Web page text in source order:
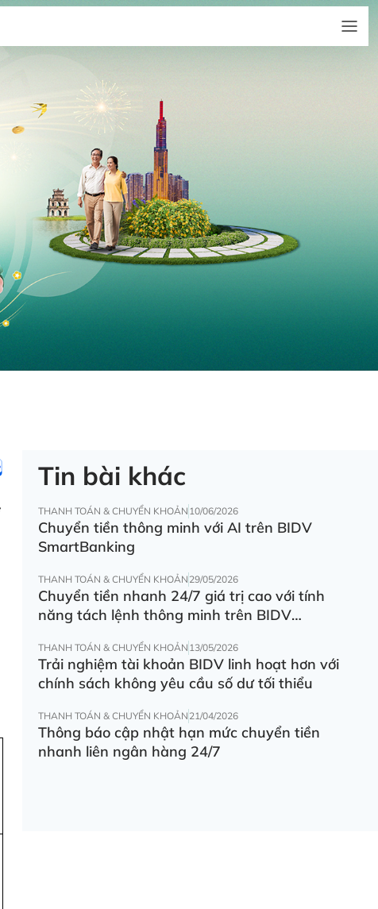
Tin bài khác
THANH TOÁN & CHUYỂN KHOẢN 10/06/2026
Chuyển tiền thông minh với AI trên BIDV
SmartBanking
THANH TOÁN & CHUYỂN KHOẢN 29/05/2026
Chuyển tiền nhanh 24/7 giá trị cao với tính
năng tách lệnh thông minh trên BIDV
THANH TOÁN & CHUYỂN KHOẢN 13/05/2026
Trải nghiệm tài khoản BIDV linh hoạt hơn với
chính sách không yêu cầu số dư tối thiểu
THANH TOÁN & CHUYỂN KHOẢN 21/04/2026
Thông báo cập nhật hạn mức chuyển tiền
nhanh liên ngân hàng 24/7